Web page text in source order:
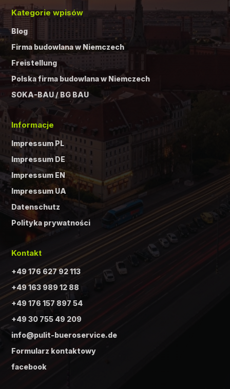
Kategorie wpisów
Blog
Firma budowlana w Niemczech
Freistellung
Polska firma budowlana w Niemczech
SOKA-BAU / BG BAU
Informacje
Impressum PL
Impressum DE
Impressum EN
Impressum UA
Datenschutz
Polityka prywatności
Kontakt
+49 176 627 92 113
+49 163 989 12 88
+49 176 157 897 54
+49 30 755 49 209
info@pulit-bueroservice.de
Formularz kontaktowy
facebook